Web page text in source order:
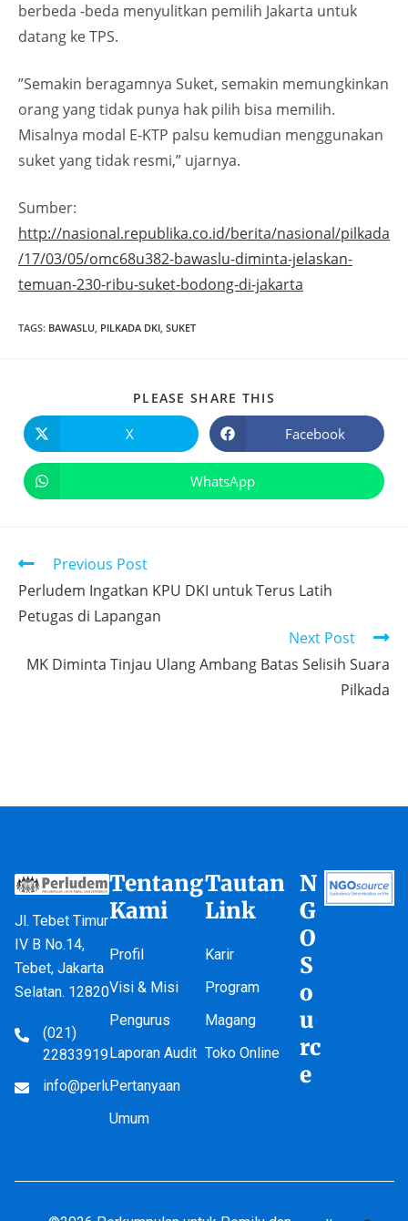
berbeda -beda menyulitkan pemilih Jakarta untuk
datang ke TPS.
”Semakin beragamnya Suket, semakin memungkinkan
orang yang tidak punya hak pilih bisa memilih.
Misalnya modal E-KTP palsu kemudian menggunakan
suket yang tidak resmi,” ujarnya.
Sumber:
http://nasional.republika.co.id/berita/nasional/pilkada
/17/03/05/omc68u382-bawaslu-diminta-jelaskan-
temuan-230-ribu-suket-bodong-di-jakarta
TAGS: BAWASLU, PILKADA DKI, SUKET
PLEASE SHARE THIS
X Facebook
WhatsApp
Previous Post
Perludem Ingatkan KPU DKI untuk Terus Latih
Petugas di Lapangan
Next Post
MK Diminta Tinjau Ulang Ambang Batas Selisih Suara
Pilkada
Jl. Tebet Timur
IV B No.14,
Tebet, Jakarta
Selatan. 12820
(021)
22833919
info@perludem.or.id
Tentang
Kami
Profil
Visi & Misi
Pengurus
Laporan Audit
Pertanyaan
Umum
Tautan
Link
Karir
Program
Magang
Toko Online
N
G
O
S
o
u
rc
e